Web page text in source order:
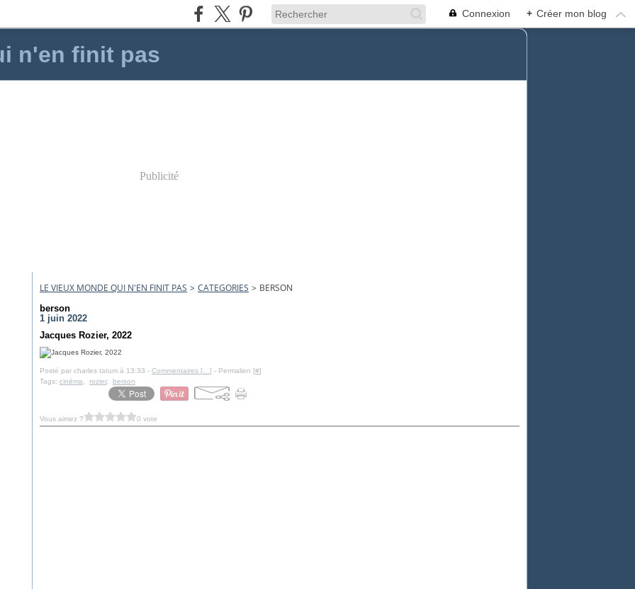
Connexion + Créer mon blog
n'en finit pas
Publicité
LE VIEUX MONDE QUI N'EN FINIT PAS > CATEGORIES > BERSON
berson
1 juin 2022
Jacques Rozier, 2022
Posté par charles tatum à 13:33 - Commentaires [ ] - Permalien [#]
Tags: cinéma rozier, berson
Vous aimez ? 0 vote